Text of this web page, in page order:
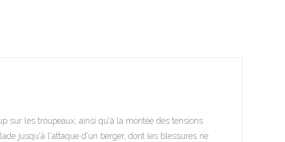
sur les troupeaux, ainsi qu'à la montée des tensions
jusqu'à l'attaque d'un berger, dont les blessures ne